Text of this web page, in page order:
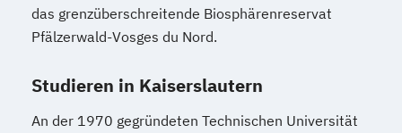
das grenzüberschreitende Biosphärenreservat
Pfälzerwald-Vosges du Nord.
Studieren in Kaiserslautern
An der 1970 gegründeten Technischen Universität